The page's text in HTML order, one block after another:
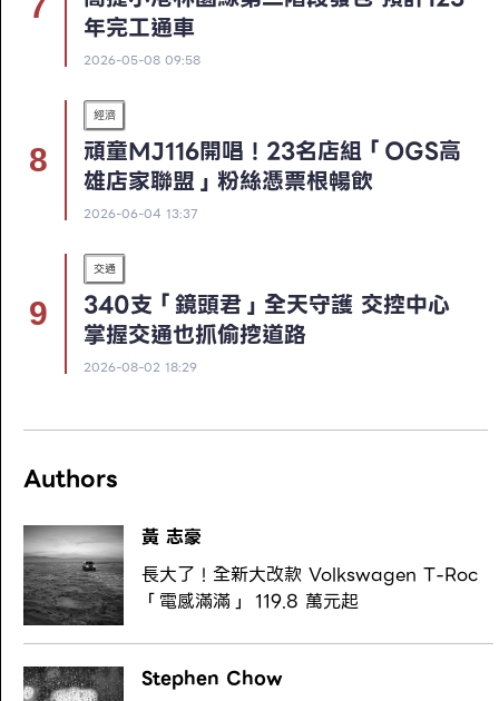
年完工通車
2026-05-08 09:58
經濟
頑童MJ116開唱！23名店組「OGS高
雄店家聯盟」粉絲憑票根暢飲
2026-06-04 13:37
交通
340支「鏡頭君」全天守護 交控中心
掌握交通也抓偷挖道路
2026-08-02 18:29
Authors
黃 志豪
長大了！全新大改款 Volkswagen T-Roc
「電感滿滿」 119.8 萬元起
Stephen Chow